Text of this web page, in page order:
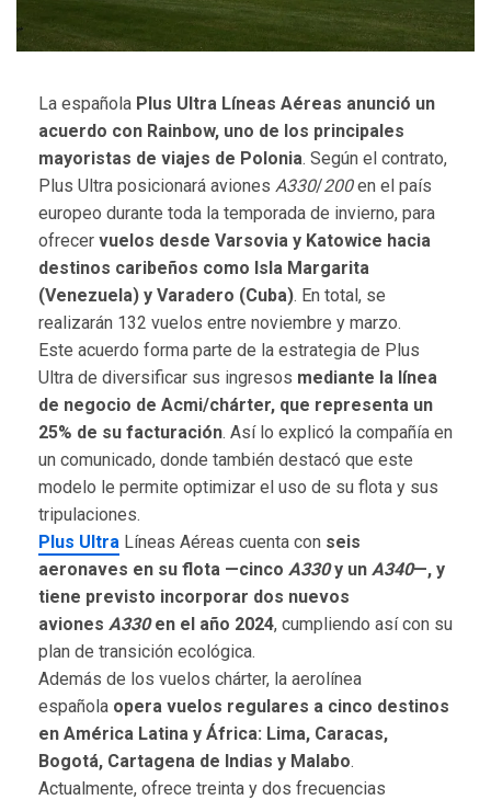
La española Plus Ultra Líneas Aéreas anunció un
acuerdo con Rainbow, uno de los principales
mayoristas de viajes de Polonia. Según el contrato,
Plus Ultra posicionará aviones A330/200en el país
europeo durante toda la temporada de invierno, para
ofrecer vuelos desde Varsovia y Katowice hacia
destinos caribeños como Isla Margarita
(Venezuela) y Varadero (Cuba). En total, se
realizarán 132 vuelos entre noviembre y marzo.
Este acuerdo forma parte de la estrategia de Plus
Ultra de diversificar sus ingresos mediante la línea
de negocio de Acmi/chárter, que representa un
25% de su facturación. Así lo explicó la compañía en
un comunicado, donde también destacó que este
modelo le permite optimizar el uso de su flota y sus
tripulaciones.
Plus Ultra Líneas Aéreas cuenta con seis
aeronaves en su flota —cinco A330y un A340—, y
tiene previsto incorporar dos nuevos
aviones A330en el año 2024, cumpliendo así con su
plan de transición ecológica.
Además de los vuelos chárter, la aerolínea
española opera vuelos regulares a cinco destinos
en América Latina y África: Lima, Caracas,
Bogotá, Cartagena de Indias y Malabo.
Actualmente, ofrece treinta y dos frecuencias